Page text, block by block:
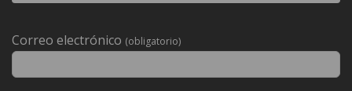
aquest
buit.
Correo electrónico (obligatorio)